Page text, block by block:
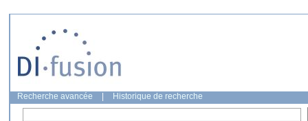
Recherche avancée Historique de recherche